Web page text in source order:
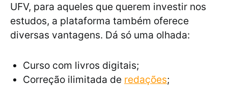
UFV, para aqueles que querem investir nos
estudos, a plataforma também oferece
diversas vantagens. Dá só uma olhada:
Curso com livros digitais;
Correção ilimitada de redações;